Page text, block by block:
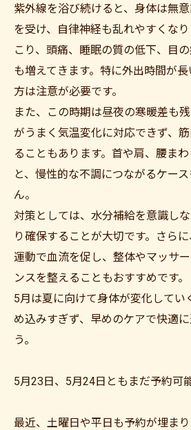
紫外線を浴び続けると、身体は無
を受け、自律神経も乱れやすくな
こり、頭痛、睡眠の質の低下、目
も増えてきます。特に外出時間が
方は注意が必要です。
また、この時期は昼夜の寒暖差も
がうまく気温変化に対応できず、
ることもあります。首や肩、腰ま
と、慢性的な不調につながるケー
ん。
対策としては、水分補給を意識し
り確保することが大切です。さら
運動で血流を促し、整体やマッサ
ンスを整えることもおすすめです。
5月は夏に向けて身体が変化してい
め込みすぎず、早めのケアで快適
う。
5月23日、5月24日ともまだ予約可能
最近、土曜日や平日も予約が埋ま